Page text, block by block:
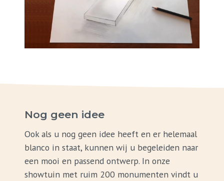
Nog geen idee
Ook als u nog geen idee heeft en er helemaal
blanco in staat, kunnen wij u begeleiden naar
een mooi en passend ontwerp. In onze
showtuin met ruim 200 monumenten vindt u